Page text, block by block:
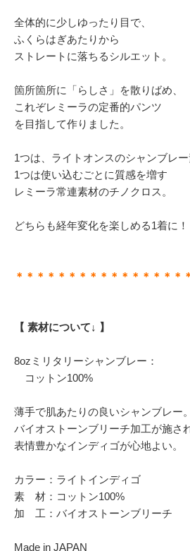
全体的に少しゆったり目で、
ふくらはぎあたりから
ストレートに落ちるシルエット。
箇所箇所に「らしさ」を散りばめ、
これぞレミーラの定番的パンツ
を目指して作りました。
1つは、ライトオンスのシャンブレー
1つは使い込むごとに質感を増す
レミーラ常連素材のチノクロス。
どちらも経年変化を楽しめる1着に！
＊＊＊＊＊＊＊＊＊＊＊＊＊＊＊＊
【 素材について↓ 】
8ozミリタリーシャンブレー：
コットン100%
薄手で肌あたりの良いシャンブレー。
バイオストーンブリーチ加工が施さ
表情豊かなインディゴが心地よい。
カラー：ライトインディゴ
素 材：コットン100%
加 工：バイオストーンブリーチ
Made in JAPAN